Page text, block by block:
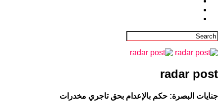
radar post
جنايات البصرة: حكم بالإعدام بحق تاجري مخدرات